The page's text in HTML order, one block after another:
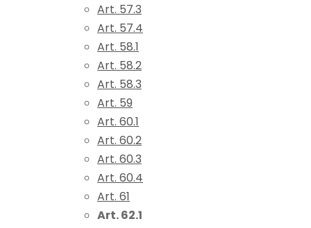
Art. 57.3
Art. 57.4
Art. 58.1
Art. 58.2
Art. 58.3
Art. 59
Art. 60.1
Art. 60.2
Art. 60.3
Art. 60.4
Art. 61
Art. 62.1